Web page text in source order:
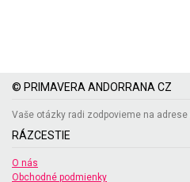
© PRIMAVERA ANDORRANA CZ
Vaše otázky radi zodpovieme na adrese
RÁZCESTIE
O nás
Obchodné podmienky